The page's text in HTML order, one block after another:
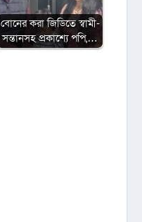
বোনের করা জিডিতে স্বামী-
সন্তানসহ প্রকাশ্যে পপি,…